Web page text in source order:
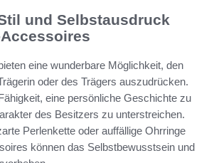
und Selbstausdruck
eine wunderbare Möglichkeit, den
oder des Trägers auszudrücken.
eine persönliche Geschichte zu
des Besitzers zu unterstreichen.
Perlenkette oder auffällige Ohrringe
können das Selbstbewusstsein und